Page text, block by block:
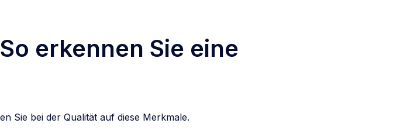
erkennen Sie eine
Sie bei der Qualität auf diese Merkmale.